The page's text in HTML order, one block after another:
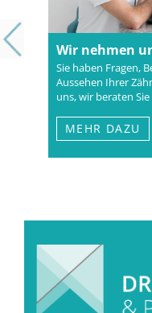
Erste Priorität:
Manche
werden von der
teilweise
MEHR DAZU